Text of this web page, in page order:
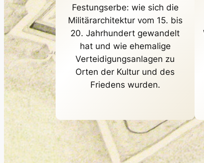
Festungserbe: wie sich die
Militärarchitektur vom 15. bis
20. Jahrhundert gewandelt
hat und wie ehemalige
Verteidigungsanlagen zu
Orten der Kultur und des
Friedens wurden.